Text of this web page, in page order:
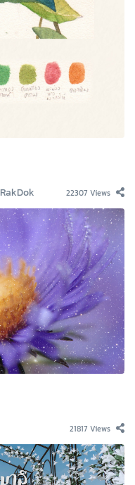
RakDok 22307 Views
21817 Views